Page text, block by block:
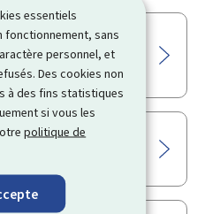
essentiels
fonctionnement, sans
personnel, et
Des cookies non
à des fins statistiques
si vous les
politique de
temporaire de la
d’un
d’un